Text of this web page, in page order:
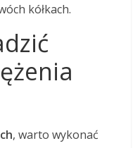
kółkach.
, warto wykonać